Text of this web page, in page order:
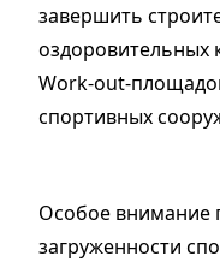
завершить
оздоровительных
Work-out-
спортивных
Особое внимание
загруженности